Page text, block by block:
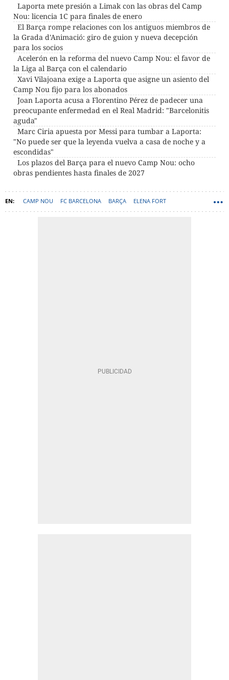
Laporta mete presión a Limak con las obras del Camp
Nou: licencia 1C para finales de enero
El Barça rompe relaciones con los antiguos miembros de
la Grada d'Animació: giro de guion y nueva decepción
para los socios
Acelerón en la reforma del nuevo Camp Nou: el favor de
la Liga al Barça con el calendario
Xavi Vilajoana exige a Laporta que asigne un asiento del
Camp Nou fijo para los abonados
Joan Laporta acusa a Florentino Pérez de padecer una
preocupante enfermedad en el Real Madrid: "Barcelonitis
aguda"
Marc Ciria apuesta por Messi para tumbar a Laporta:
"No puede ser que la leyenda vuelva a casa de noche y a
escondidas"
Los plazos del Barça para el nuevo Camp Nou: ocho
obras pendientes hasta finales de 2027
CAMP NOU FC BARCELONA BARÇA ELENA FORT